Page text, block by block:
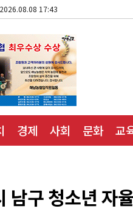
2026.08.08 17:43
경제 사회 문화 교
남구 청소년 자